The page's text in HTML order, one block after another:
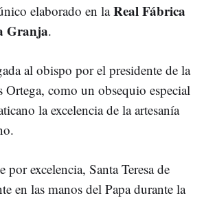
elaborado en laReal Fábrica
Granja.
al obispo por el presidente de la
como un obsequio especial
la excelencia de la artesanía
por excelencia, Santa Teresa de
en las manos del Papa durante la